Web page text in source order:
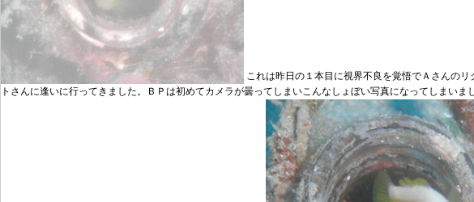
これは昨日の１本目に視界不良を覚悟でＡさんのリ
トさんに逢いに行ってきました。ＢＰは初めてカメラが曇ってしまいこんなしょぼい写真になってしまいま